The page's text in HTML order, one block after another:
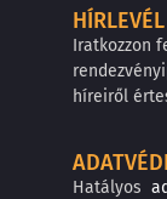
Iratkozzon
híreiről
Hatályos